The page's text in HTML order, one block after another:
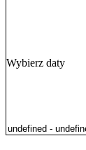
Wybierz daty